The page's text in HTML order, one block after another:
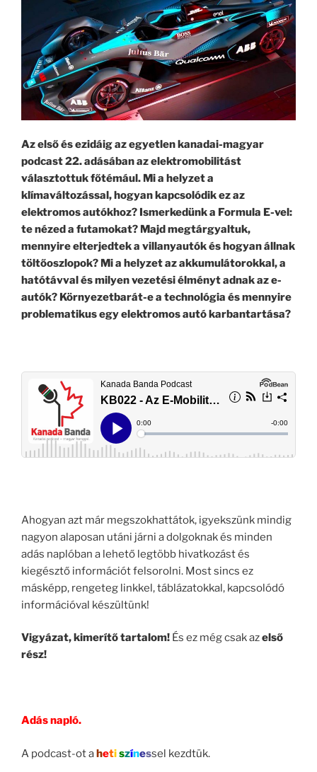
Az első és ezidáig az egyetlen kanadai-magyar
podcast 22. adásában az elektromobilitást
választottuk főtémául. Mi a helyzet a
klímaváltozással, hogyan kapcsolódik ez az
elektromos autókhoz? Ismerkedünk a Formula E-vel:
te nézed a futamokat? Majd megtárgyaltuk,
mennyire elterjedtek a villanyautók és hogyan állnak
töltőoszlopok? Mi a helyzet az akkumulátorokkal, a
hatótávval és milyen vezetési élményt adnak az e-
autók? Környezetbarát-e a technológia és mennyire
problematikus egy elektromos autó karbantartása?
Ahogyan azt már megszokhattátok, igyekszünk mindig
nagyon alaposan utáni járni a dolgoknak és minden
adás naplóban a lehető legtöbb hivatkozást és
kiegésztő információt felsorolni. Most sincs ez
másképp, rengeteg linkkel, táblázatokkal, kapcsolódó
információval készültünk!
Vigyázat, kimerítő tartalom! És ez még csak azelső
rész!
Adás napló.
A podcast-ot ahetiszínessel kezdtük.